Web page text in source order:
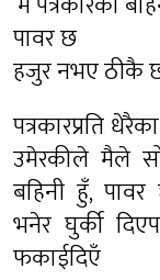
पावर छ
हजुर नभए ठीकै
पत्रकारप्रति
उमेरकीले मैले
बहिनी हुँ, पावर
भनेर घुर्की
फकाईदिएँ